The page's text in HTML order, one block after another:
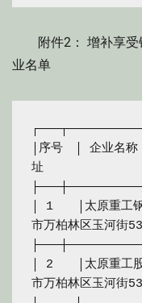
附件2： 增补享受
业名单
│序号　│ 企业名
址　　　　　　　
│ 1　　│太原重工
市万柏林区玉河街
│ 2　　│太原重工
市万柏林区玉河街